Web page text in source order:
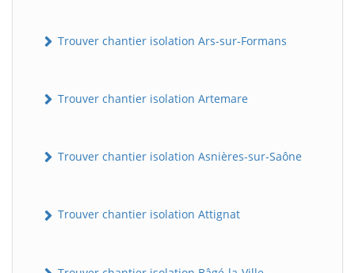
Trouver chantier isolation Ars-sur-Formans
Trouver chantier isolation Artemare
Trouver chantier isolation Asnières-sur-Saône
Trouver chantier isolation Attignat